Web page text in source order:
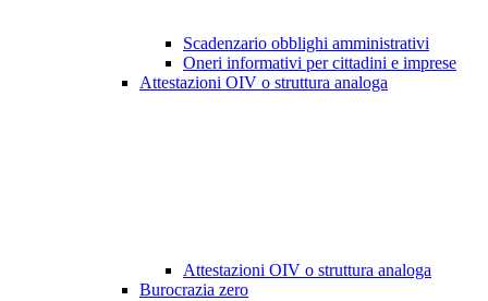
Scadenzario obblighi amministrativi
Oneri informativi per cittadini e imprese
Attestazioni OIV o struttura analoga
Attestazioni OIV o struttura analoga
Burocrazia zero